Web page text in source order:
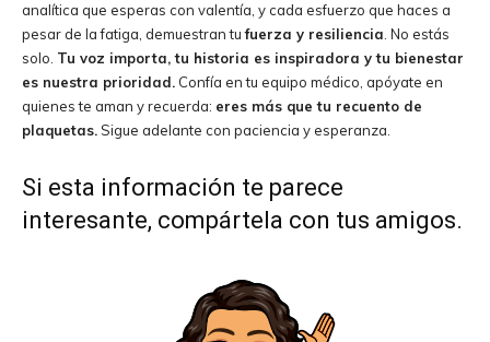
analítica que esperas con valentía, y cada esfuerzo que haces a
pesar de la fatiga, demuestran tufuerza y resiliencia. No estás
solo. Tu voz importa, tu historia es inspiradora y tu bienestar
es nuestra prioridad. Confía en tu equipo médico, apóyate en
quienes te aman y recuerda: eres más que tu recuento de
plaquetas.Sigue adelante con paciencia y esperanza.
Si esta información te parece
interesante, compártela con tus amigos.